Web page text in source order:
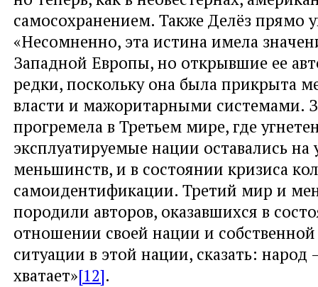
самосохранением. Также Делёз прямо
«Несомненно, эта истина имела
Западной Европы, но открывшие ее
редки, поскольку она была прикрыта
власти и мажоритарными системами.
прогремела в Третьем мире, где
эксплуатируемые нации оставались на
меньшинств, и в состоянии кризиса
самоидентификации. Третий мир и
породили авторов, оказавшихся в
отношении своей нации и
ситуации в этой нации, сказать: народ
хватает»[12].